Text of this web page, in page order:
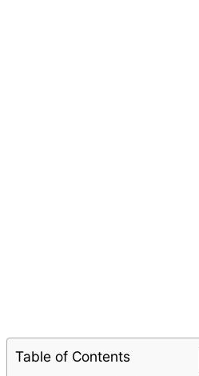
Table of Contents